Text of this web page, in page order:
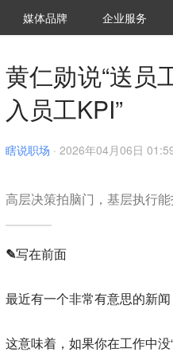
媒体品牌 36Kr研究院
企业服务
黄仁勋说“送员
入员工KPI”
瞎说职场 · 2026年04月06日
高层决策拍脑门，基层执行能
✎写在前面
最近有一个非常有意思的新
这意味着，如果你在工作中没